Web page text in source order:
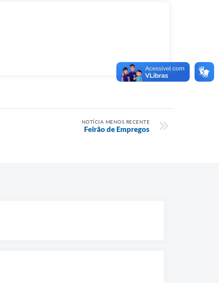
NOTÍCIA MENOS RECENTE
Feirão de Empregos